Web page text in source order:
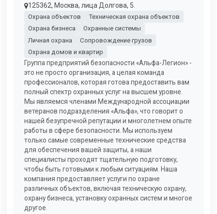
125362, Москва, лица Долгова, 5.
Охрана объектов
Техническая охрана объектов
Охрана бизнеса
Охранные системы
Личная охрана
Сопровождение грузов
Охрана домов и квартир
Группа предприятий безопасности «Альфа-Легион» -
это не просто организация, а целая команда
профессионалов, которая готова предоставить вам
полный спектр охранных услуг на высшем уровне.
Мы являемся членами Международной ассоциации
ветеранов подразделения «Альфа», что говорит о
нашей безупречной репутации и многолетнем опыте
работы в сфере безопасности. Мы используем
только самые современные технические средства
для обеспечения вашей защиты, а наши
специалисты проходят тщательную подготовку,
чтобы быть готовыми к любым ситуациям. Наша
компания предоставляет услуги по охране
различных объектов, включая техническую охрану,
охрану бизнеса, установку охранных систем и многое
другое.